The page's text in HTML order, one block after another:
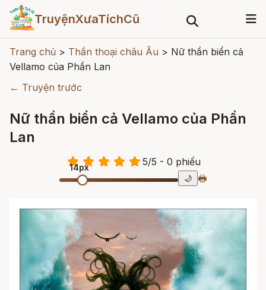
TruyệnXưaTíchCũ
Trang chủ > Thần thoại châu Âu > Nữ thần biển cả
Vellamo của Phần Lan
← Truyện trước
Nữ thần biển cả Vellamo của Phần
Lan
5/5 - 0 phiếu
14px
🌙 🖶